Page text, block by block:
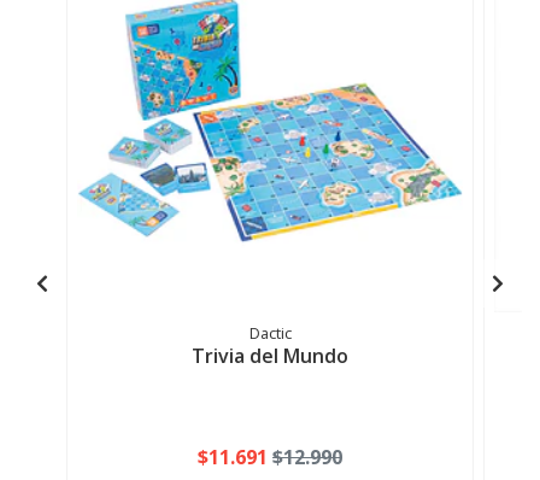
Dactic
Trivia del Mundo
$11.691 $12.990